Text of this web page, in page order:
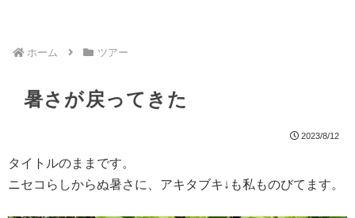
ホーム ツアー
暑さが戻ってきた
2023/8/12
タイトルのままです。
ニセコらしからぬ暑さに、アキタブキ↓も私ものびてます。